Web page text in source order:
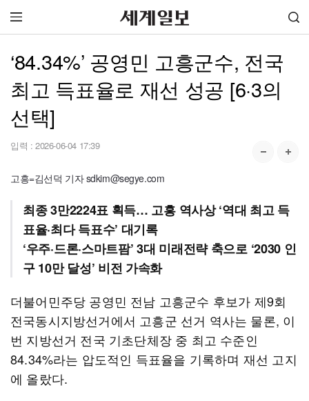
‘84.34%’ 공영민 고흥군수, 전국
최고 득표율로 재선 성공 [6·3의
선택]
입력 : 2026-06-04 17:39
고흥=김선덕 기자 sdkim@segye.com
최종 3만2224표 획득… 고흥 역사상 ‘역대 최고 득
표율·최다 득표수’ 대기록
‘우주·드론·스마트팜’ 3대 미래전략 축으로 ‘2030 인
구 10만 달성’ 비전 가속화
더불어민주당 공영민 전남 고흥군수 후보가 제9회
전국동시지방선거에서 고흥군 선거 역사는 물론, 이
번 지방선거 전국 기초단체장 중 최고 수준인
84.34%라는 압도적인 득표율을 기록하며 재선 고지
에 올랐다.